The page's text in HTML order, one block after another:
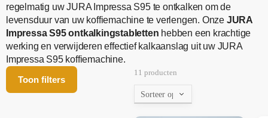
regelmatig uw JURA Impressa S95 te ontkalken om de
levensduur van uw koffiemachine te verlengen. Onze JURA
Impressa S95 ontkalkingstabletten hebben een krachtige
werking en verwijderen effectief kalkaanslag uit uw JURA
Impressa S95 koffiemachine.
Toon filters
11 producten